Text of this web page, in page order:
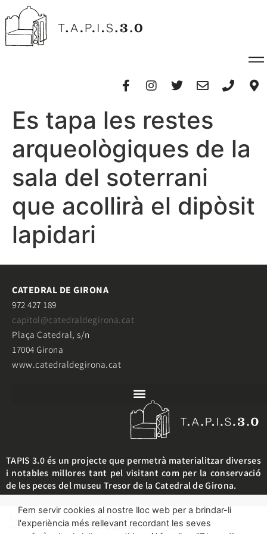
Es tapa les restes
arqueològiques de la
sala del soterrani
que acollirà el dipòsit
lapidari
CATEDRAL DE GIRONA
972 427 189
capitol@catedraldegirona.cat
Plaça Catedral, s/n
17004 Girona
www.catedraldegirona.cat
TAPIS 3.0 és un projecte que permetrà materialitzar diverses
i notables millores tant pel visitant com per la conservació
de les peces del museu Tresor de la Catedral de Girona.
Amb el
suport:
Fem servir cookies al nostre lloc web per a brindar-li
l'experiència més rellevant recordant les seves